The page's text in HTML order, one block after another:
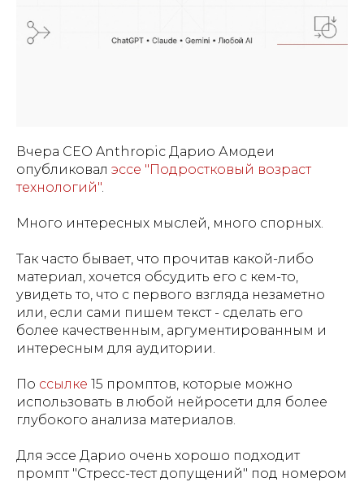
Вчера CEO Anthropic Дарио Амодеи
опубликовал эссе "Подростковый возраст
технологий".
Много интересных мыслей, много спорных.
Так часто бывает, что прочитав какой-либо
материал, хочется обсудить его с кем-то,
увидеть то, что с первого взгляда незаметно
или, если сами пишем текст - сделать его
более качественным, аргументированным и
интересным для аудитории.
По ссылке 15 промптов, которые можно
использовать в любой нейросети для более
глубокого анализа материалов.
Для эссе Дарио очень хорошо подходит
промпт "Стресс-тест допущений" под номером